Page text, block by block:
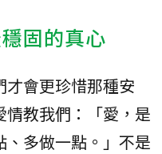
固的真心
才會更珍惜那種安
教我們：「愛，是
多做一點。」不是